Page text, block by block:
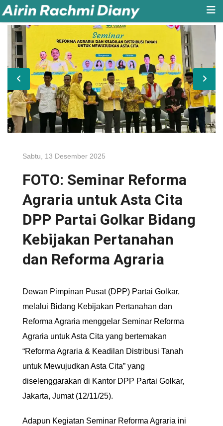
Sabtu, 13 Desember 2025
FOTO: Seminar Reforma
Agraria untuk Asta Cita
DPP Partai Golkar Bidang
Kebijakan Pertanahan
dan Reforma Agraria
Dewan Pimpinan Pusat (DPP) Partai Golkar,
melalui Bidang Kebijakan Pertanahan dan
Reforma Agraria menggelar Seminar Reforma
Agraria untuk Asta Cita yang bertemakan
“Reforma Agraria & Keadilan Distribusi Tanah
untuk Mewujudkan Asta Cita” yang
diselenggarakan di Kantor DPP Partai Golkar,
Jakarta, Jumat (12/11/25).
Adapun Kegiatan Seminar Reforma Agraria ini